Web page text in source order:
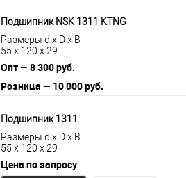
Подшипник NSK 1311 KTNG
Размеры d x D x B
55 x 120 x 29
Опт — 8 300 руб.
Розница — 10 000 руб.
Подшипник 1311
Размеры d x D x B
55 x 120 x 29
Цена по запросу